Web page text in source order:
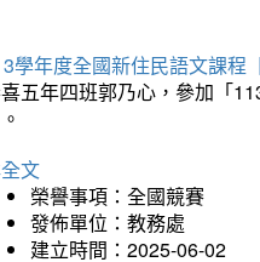
學年度全國新住民語文課程
五年四班郭乃心，參加「
文
榮譽事項：全國競賽
發佈單位：教務處
建立時間：2025-06-02